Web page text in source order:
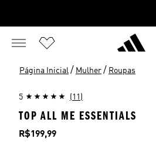
Página Inicial / Mulher / Roupas
5 (11)
TOP ALL ME ESSENTIALS
Preço
R$199,99